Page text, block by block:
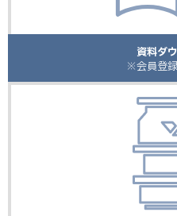
資料ダ
※会員登